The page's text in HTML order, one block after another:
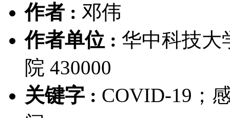
作者 : 邓伟
作者单位 : 华中科技大
院 430000
关键字 : COVID-19；